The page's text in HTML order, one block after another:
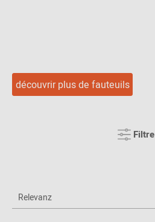
découvrir plus de fauteuils
Filtre